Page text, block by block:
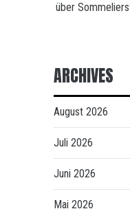
über
ARCHIVES
August 2026
Juli 2026
Juni 2026
Mai 2026